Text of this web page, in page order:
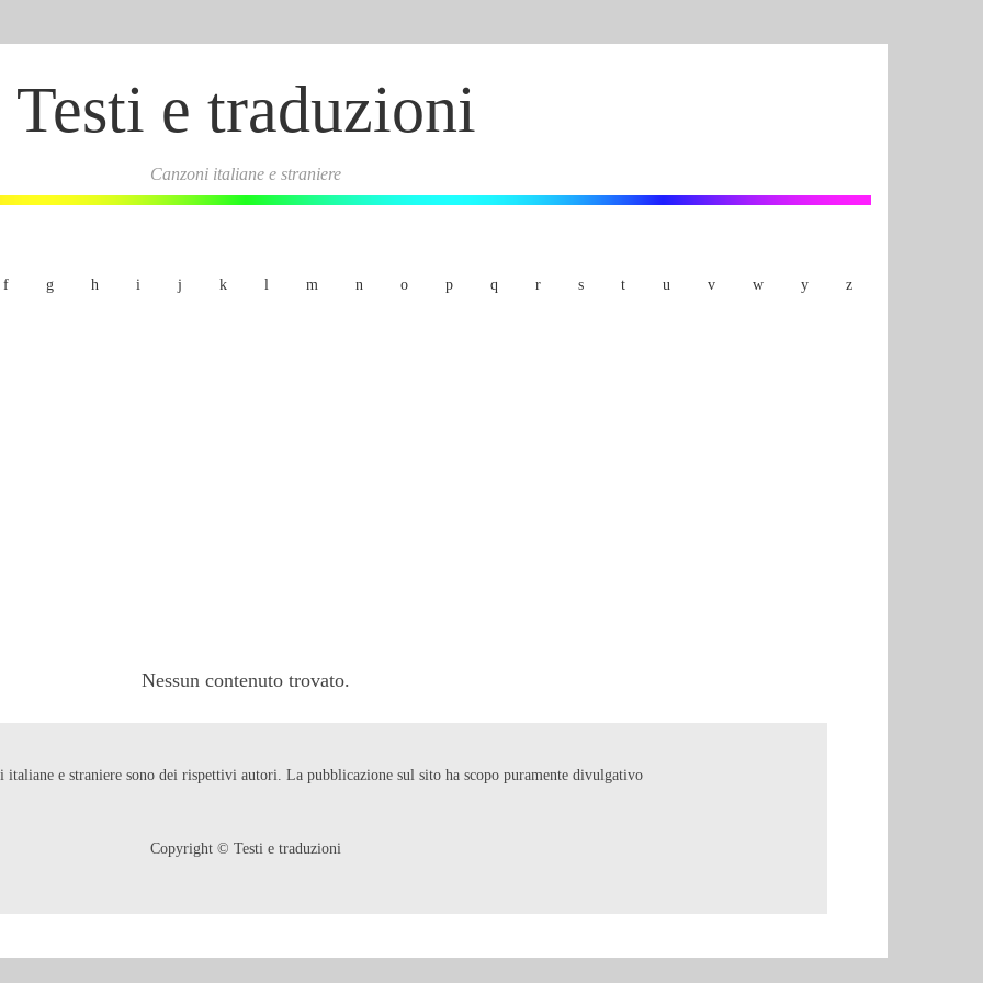
Testi e traduzioni
Canzoni italiane e straniere
f g h i j k l m n o p q r s t u v w y z
Nessun contenuto trovato.
e straniere sono dei rispettivi autori. La pubblicazione sul sito ha scopo puramente divulgativo
Copyright © Testi e traduzioni